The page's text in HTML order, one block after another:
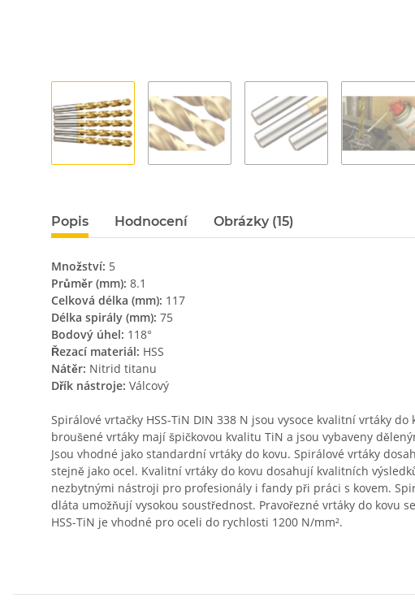
Popis Hodnocení Obrázky (15)
Množství: 5
Průměr (mm): 8.1
Celková délka (mm): 117
Délka spirály (mm): 75
Bodový úhel: 118°
Řezací materiál: HSS
Nátěr: Nitrid titanu
Dřík nástroje: Válcový
Spirálové vrtačky HSS-TiN DIN 338 N jsou vysoce kvalitní vrtáky
broušené vrtáky mají špičkovou kvalitu TiN a jsou vybaveny
Jsou vhodné jako standardní vrtáky do kovu. Spirálové vrtáky
stejně jako ocel. Kvalitní vrtáky do kovu dosahují kvalitních
nezbytnými nástroji pro profesionály i fandy při práci s kovem.
dláta umožňují vysokou soustřednost. Pravořezné vrtáky do
HSS-TiN je vhodné pro oceli do rychlosti 1200 N/mm².